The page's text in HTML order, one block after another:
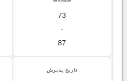
73
-
87
تاریخ پذیرش